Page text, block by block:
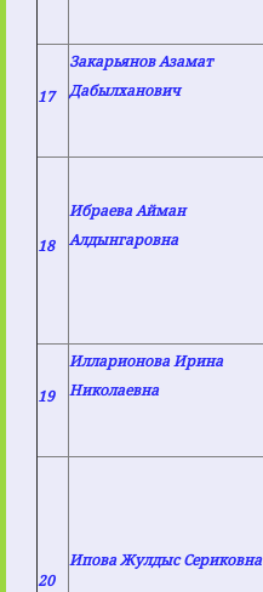
17
Закарьянов Азамат
Дабылханович
18
Ибраева Айман
Алдынгаровна
19
Илларионова Ирина
Николаевна
20
Ипова Жулдыс Сериковна